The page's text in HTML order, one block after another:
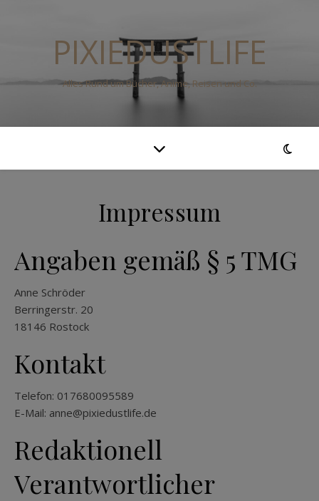
PIXIEDUSTLIFE
Alles Rund um Bücher, Anime, Reisen und Co.
Impressum
Angaben gemäß § 5 TMG
Anne Schröder
Berringerstr. 20
18146 Rostock
Kontakt
Telefon: 017680095589
E-Mail: anne@pixiedustlife.de
Redaktionell
Verantwortlicher